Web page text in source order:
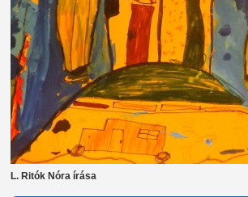
L. Ritók Nóra írása